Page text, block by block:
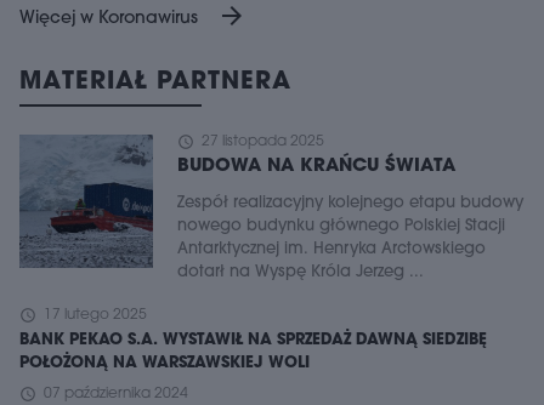
Więcej w Koronawirus arrow_forward
MATERIAŁ PARTNERA
schedule 27 listopada 2025
BUDOWA NA KRAŃCU ŚWIATA
Zespół realizacyjny kolejnego etapu budowy
nowego budynku głównego Polskiej Stacji
Antarktycznej im. Henryka Arctowskiego
dotarł na Wyspę Króla Jerzeg ...
schedule 17 lutego 2025
BANK PEKAO S.A. WYSTAWIŁ NA SPRZEDAŻ DAWNĄ SIEDZIBĘ
POŁOŻONĄ NA WARSZAWSKIEJ WOLI
schedule 07 października 2024